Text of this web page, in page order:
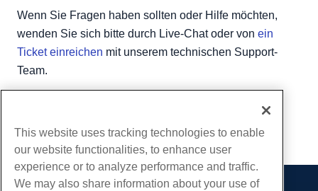
Wenn Sie Fragen haben sollten oder Hilfe möchten,
wenden Sie sich bitte durch Live-Chat oder von ein
Ticket einreichen mit unserem technischen Support-
Team.
Kopieren URL
This website uses tracking technologies to enable
our website functionalities, to enhance user
experience or to analyze performance and traffic.
We may also share information about your use of